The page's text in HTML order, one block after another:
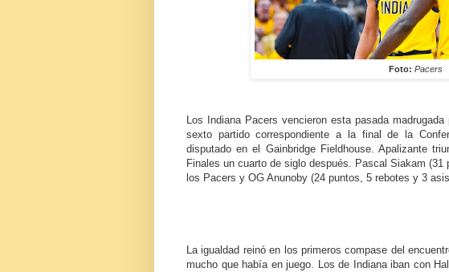
Foto: Pacers
Los Indiana Pacers vencieron esta pasada
sexto partido correspondiente a la final de la
disputado en el Gainbridge Fieldhouse. Apalizante
Finales un cuarto de siglo después. Pascal Siakam
los Pacers y OG Anunoby (24 puntos, 5 rebotes y 3
La igualdad reinó en los primeros compase del
mucho que había en juego. Los de Indiana iban con